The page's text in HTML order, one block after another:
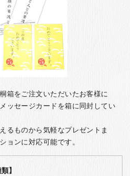
箱をご注文いただいたお客様に
ッセージカードを箱に同封してい
るものから気軽なプレゼントま
ョンに対応可能です。
】